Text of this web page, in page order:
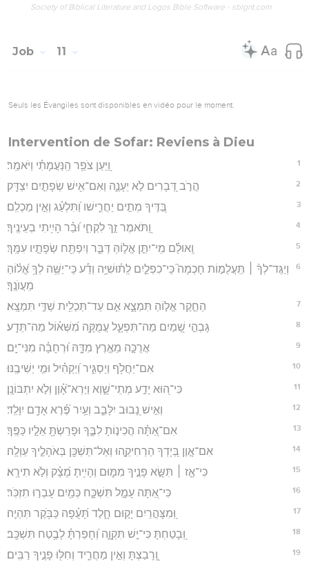
Society of Biblical Literature and Logos Bible Software - sblgnt.com
Job 11
Seuls les Évangiles sont disponibles en vidéo pour le moment.
Intervention de Sofar: Reviens à Dieu
1 וַ֭יַּעַן צֹפַ֥ר הַֽנַּעֲמָתִ֗י וַיֹּאמַֽר׃
2 הֲרֹ֣ב דְּ֭בָרִים לֹ֣א יֵעָנֶ֑ה וְאִם־אִ֖ישׁ שְׂפָתַ֣יִם יִצְדָּֽק׃
3 בַּ֭דֶּיךָ מְתִ֣ים יַחֲרִ֑ישׁו וַ֝תִּלְעַ֗ג וְאֵ֣ין מַכְלִֽם׃
4 וַ֭תֹּאמֶר זַ֣ךְ לִקְחִ֑י וּ֝בַ֗ר הָיִ֥יתִי בְעֵינֶֽיךָ׃
5 וְֽאוּלָ֗ם מִֽי־יִתֵּ֣ן אֱל֣וֹהַּ דַּבֵּ֑ר וְיִפְתַּ֖ח שְׂפָתָ֣יו עִמָּֽךְ׃
6
וְיַגֶּד־לְךָ֨ ׀ תַּֽעֲלֻמ֣וֹת חָכְמָה֮ כִּֽי־כִפְלַ֪יִם לְֽת֫וּשִׁיָּ֥ה וְדַ֡ע כִּֽי־יַשֶּׁ֥ה לְךָ֥ אֱ֝ל֗וֹהַ
מֵעֲוֺנֶֽךָ׃
7 הַחֵ֣קֶר אֱל֣וֹהַ תִּמְצָ֑א אִ֤ם עַד־תַּכְלִ֖ית שַׁדַּ֣י תִּמְצָֽא׃
8 גָּבְהֵ֣י שָׁ֭מַיִם מַה־תִּפְעָ֑ל עֲמֻקָּ֥ה מִ֝שְּׁא֗וֹל מַה־תֵּדָֽע׃
9 אֲרֻכָּ֣ה מֵאֶ֣רֶץ מִדָּ֑הּ וּ֝רְחָבָ֗ה מִנִּי־יָֽם׃
10 אִם־יַחֲלֹ֥ף וְיַסְגִּ֑יר וְ֝יַקְהִ֗יל וּמִ֣י יְשִׁיבֶֽנּוּ׃
11 כִּי־ה֭וּא יָדַ֣ע מְתֵי־שָׁ֑וְא וַיַּרְא־אָ֝֗וֶן וְלֹ֣א יִתְבּוֹנָֽן׃
12 וְאִ֣ישׁ נָ֭בוּב יִלָּבֵ֑ב וְעַ֥יִר פֶּ֝֗רֶא אָדָ֥ם יִוָּלֵֽד׃
13 אִם־אַ֭תָּ֗ה הֲכִינ֣וֹתָ לִבֶּ֑ךָ וּפָרַשְׂתָּ֖ אֵלָ֣יו כַּפֶּֽךָ׃
14 אִם־אָ֣וֶן בְּ֭יָדְךָ הַרְחִיקֵ֑הוּ וְאַל־תַּשְׁכֵּ֖ן בְּאֹהָלֶ֣יךָ עַוְלָֽה׃
15 כִּי־אָ֤ז ׀ תִּשָּׂ֣א פָנֶ֣יךָ מִמּ֑וּם וְהָיִ֥יתָ מֻ֝צָ֗ק וְלֹ֣א תִירָֽא׃
16 כִּי־אַ֭תָּה עָמָ֣ל תִּשְׁכָּ֑ח כְּמַ֖יִם עָבְר֣וּ תִזְכֹּֽר׃
17 וּֽ֭מִצָּהֳרַיִם יָק֣וּם חָ֑לֶד תָּ֝עֻ֗פָה כַּבֹּ֥קֶר תִּהְיֶֽה׃
18 וּֽ֭בָטַחְתָּ כִּי־יֵ֣שׁ תִּקְוָ֑ה וְ֝חָפַרְתָּ֗ לָבֶ֥טַח תִּשְׁכָּֽב׃
19 וְֽ֭רָבַצְתָּ וְאֵ֣ין מַחֲרִ֑יד וְחִלּ֖וּ פָנֶ֣יךָ רַבִּֽים׃